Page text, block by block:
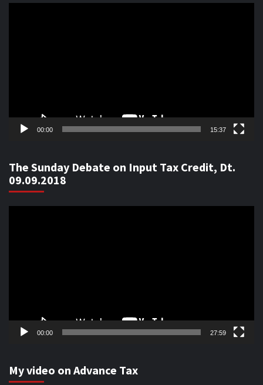
00:00 15:37
The Sunday Debate on Input Tax Credit, Dt.
09.09.2018
00:00 27:59
My video on Advance Tax